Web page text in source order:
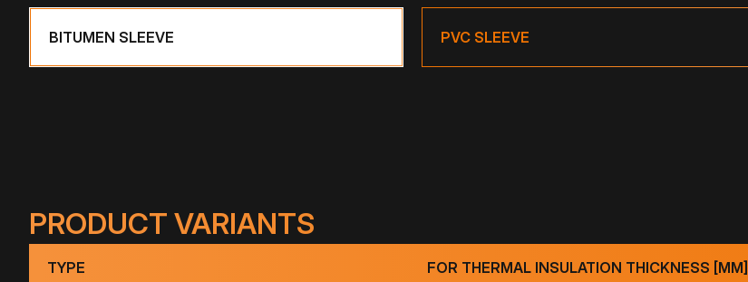
BITUMEN SLEEVE PVC SLEEVE
PRODUCT VARIANTS
TYPE FOR THERMAL INSULATION THICKNESS [MM]